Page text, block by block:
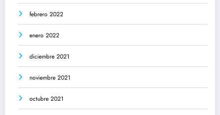
febrero 2022
enero 2022
diciembre 2021
noviembre 2021
octubre 2021